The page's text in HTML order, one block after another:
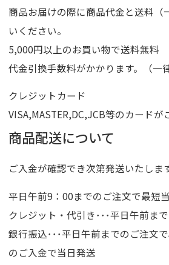
商品お届けの際に商品代金と送料（
いください。
5,000円以上のお買い物で送料無料
代金引換手数料がかかります。（一
クレジットカード
VISA,MASTER,DC,JCB等のカードが
商品配送について
ご入金が確認でき次第発送いたします
平日午前9：00までのご注文で最短
クレジット・代引き･･･平日午前ま
銀行振込･･･平日午前までのご注文
のご入金で当日発送